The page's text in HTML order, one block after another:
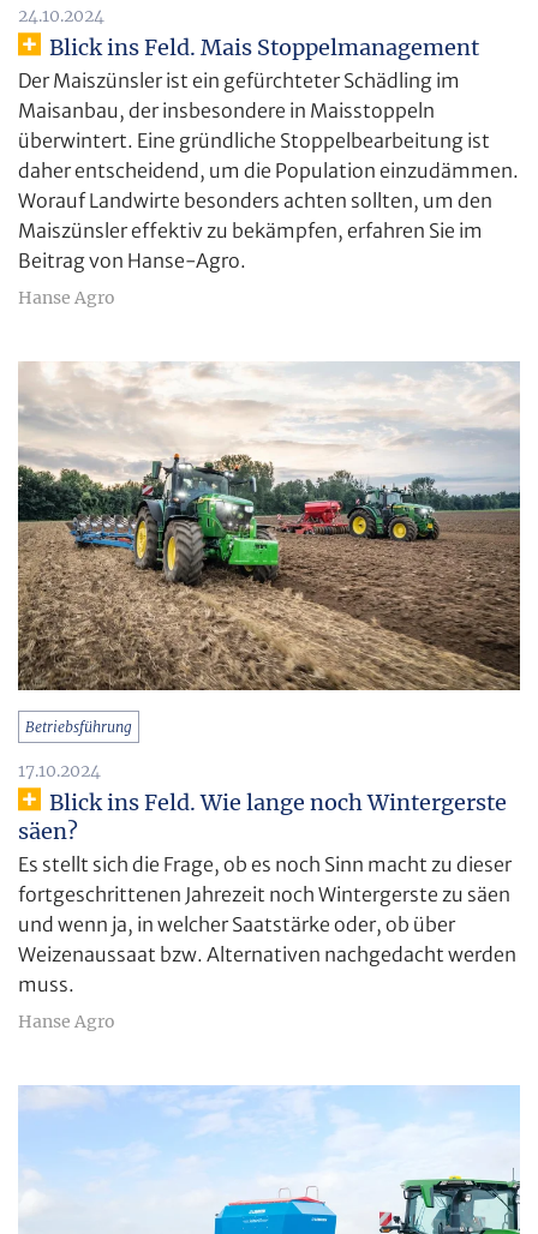
24.10.2024
Blick ins Feld. Mais Stoppelmanagement
Der Maiszünsler ist ein gefürchteter Schädling im
Maisanbau, der insbesondere in Maisstoppeln
überwintert. Eine gründliche Stoppelbearbeitung ist
daher entscheidend, um die Population einzudämmen.
Worauf Landwirte besonders achten sollten, um den
Maiszünsler effektiv zu bekämpfen, erfahren Sie im
Beitrag von Hanse-Agro.
Hanse Agro
Betriebsführung
17.10.2024
Blick ins Feld. Wie lange noch Wintergerste
säen?
Es stellt sich die Frage, ob es noch Sinn macht zu dieser
fortgeschrittenen Jahrezeit noch Wintergerste zu säen
und wenn ja, in welcher Saatstärke oder, ob über
Weizenaussaat bzw. Alternativen nachgedacht werden
muss.
Hanse Agro